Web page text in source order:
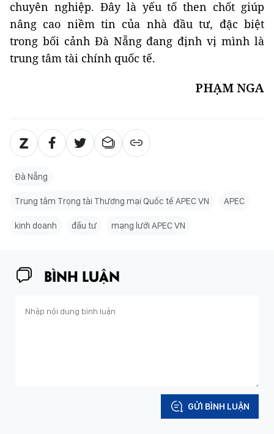
chuyên nghiệp. Đây là yếu tố then chốt giúp
nâng cao niềm tin của nhà đầu tư, đặc biệt
trong bối cảnh Đà Nẵng đang định vị mình là
trung tâm tài chính quốc tế.
PHẠM NGA
Đà Nẵng
Trung tâm Trọng tài Thương mại Quốc tế APEC VN APEC
kinh doanh đầu tư mạng lưới APEC VN
BÌNH LUẬN
GỬI BÌNH LUẬN